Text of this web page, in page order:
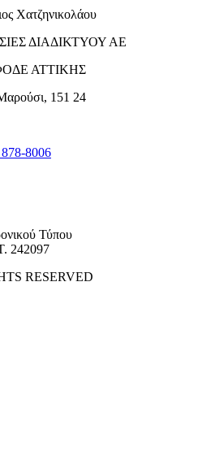
Χατζηνικολάου
ΔΙΑΔΙΚΤΥΟΥ ΑΕ
ΑΤΤΙΚΗΣ
151 24
8006
Τύπου
242097
RESERVED